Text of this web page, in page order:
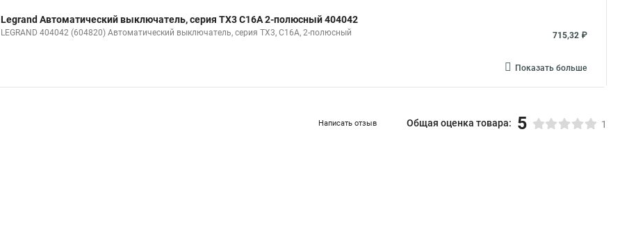
Legrand Автоматический выключатель, серия TX3 С16A 2-полюсный 404042
LEGRAND 404042 (604820) Автоматический выключатель, серия TX3, С16A, 2-полюсный 715,32 ₽
Показать больше
Написать отзыв Общая оценка товара: 5 1